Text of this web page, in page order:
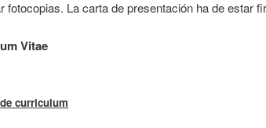
fotocopias. La carta de presentación ha de estar
Vitae
curriculum